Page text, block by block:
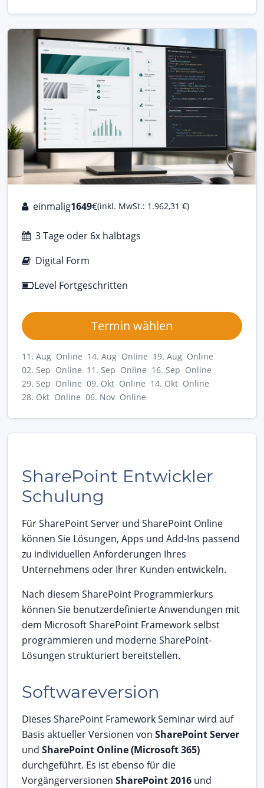
einmalig1649€(inkl. MwSt.: 1.962,31 €)
3 Tage oder 6x halbtags
Digital Form
Level Fortgeschritten
Termin wählen
11. Aug Online 14. Aug Online 19. Aug Online
02. Sep Online 11. Sep Online 16. Sep Online
29. Sep Online 09. Okt Online 14. Okt Online
28. Okt Online 06. Nov Online
SharePoint Entwickler
Schulung
Für SharePoint Server und SharePoint Online
können Sie Lösungen, Apps und Add-Ins passend
zu individuellen Anforderungen Ihres
Unternehmens oder Ihrer Kunden entwickeln.
Nach diesem SharePoint Programmierkurs
können Sie benutzerdefinierte Anwendungen mit
dem Microsoft SharePoint Framework selbst
programmieren und moderne SharePoint-
Lösungen strukturiert bereitstellen.
Softwareversion
Dieses SharePoint Framework Seminar wird auf
Basis aktueller Versionen von SharePoint Server
und SharePoint Online (Microsoft 365)
durchgeführt. Es ist ebenso für die
Vorgängerversionen SharePoint 2016 und